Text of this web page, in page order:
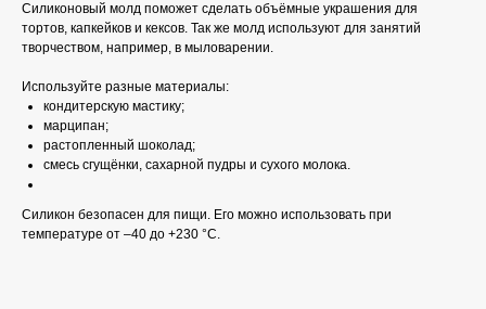
Силиконовый молд поможет сделать объёмные украшения для
тортов, капкейков и кексов. Так же молд используют для занятий
творчеством, например, в мыловарении.
Используйте разные материалы:
кондитерскую мастику;
марципан;
растопленный шоколад;
смесь сгущёнки, сахарной пудры и сухого молока.
Силикон безопасен для пищи. Его можно использовать при
температуре от –40 до +230 °C.